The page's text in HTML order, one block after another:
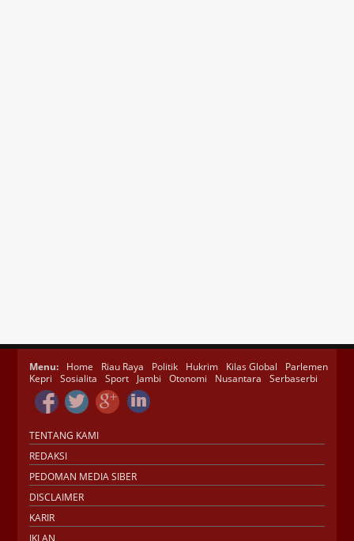
Menu: Home Riau Raya Politik Hukrim Kilas Global
Parlemen
Kepri
Sosialita Sport Jambi Otonomi Nusantara Serbaserbi
TENTANG KAMI
REDAKSI
PEDOMAN MEDIA SIBER
DISCLAIMER
KARIR
IKLAN